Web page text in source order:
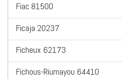
Fiac 81500
Ficaja 20237
Ficheux 62173
Fichous-Riumayou 64410